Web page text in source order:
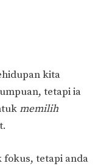
kita
tetapi ia
memilih
fokus, tetapi anda